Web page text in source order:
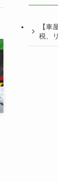
【車
税、